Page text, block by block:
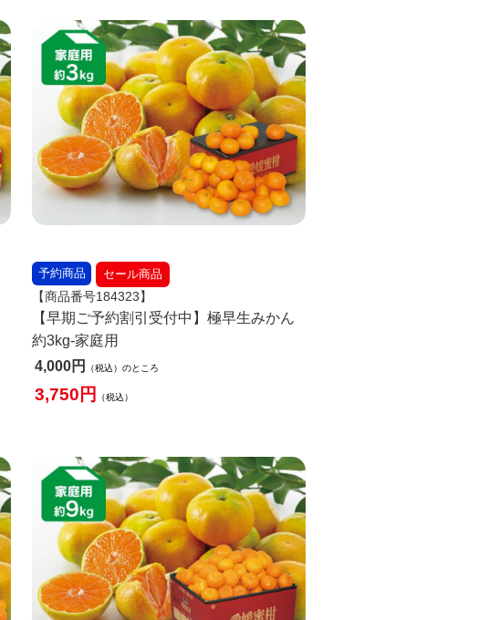
セール商品
予約商品
【商品番号184323】
【早期ご予約割引受付中】極早生みかん
約3kg-家庭用
4,000
税込 のところ
3,750 税込